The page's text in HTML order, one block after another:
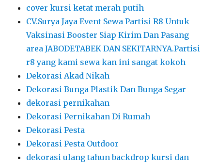
cover kursi ketat merah putih
CV.Surya Jaya Event Sewa Partisi R8 Untuk
Vaksinasi Booster Siap Kirim Dan Pasang
area JABODETABEK DAN SEKITARNYA.Partisi
r8 yang kami sewa kan ini sangat kokoh
Dekorasi Akad Nikah
Dekorasi Bunga Plastik Dan Bunga Segar
dekorasi pernikahan
Dekorasi Pernikahan Di Rumah
Dekorasi Pesta
Dekorasi Pesta Outdoor
dekorasi ulang tahun backdrop kursi dan